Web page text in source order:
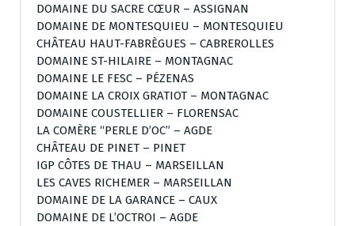
DOMAINE DU SACRE CŒUR – ASSIGNAN
DOMAINE DE MONTESQUIEU – MONTESQUIEU
CHÂTEAU HAUT-FABRÈGUES – CABREROLLES
DOMAINE ST-HILAIRE – MONTAGNAC
DOMAINE LE FESC – PÉZENAS
DOMAINE LA CROIX GRATIOT – MONTAGNAC
DOMAINE COUSTELLIER – FLORENSAC
LA COMÈRE “PERLE D’OC” – AGDE
CHÂTEAU DE PINET – PINET
IGP CÔTES DE THAU – MARSEILLAN
LES CAVES RICHEMER – MARSEILLAN
DOMAINE DE LA GARANCE – CAUX
DOMAINE DE L’OCTROI – AGDE